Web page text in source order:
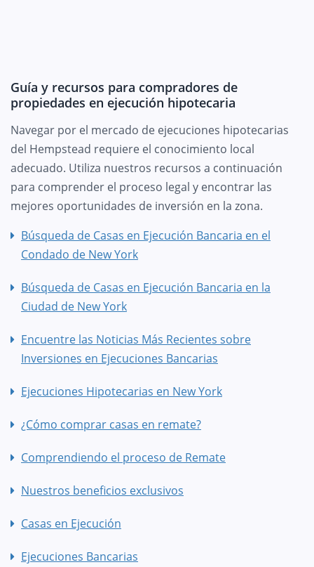
Guía y recursos para compradores de
propiedades en ejecución hipotecaria
Navegar por el mercado de ejecuciones hipotecarias
del Hempstead requiere el conocimiento local
adecuado. Utiliza nuestros recursos a continuación
para comprender el proceso legal y encontrar las
mejores oportunidades de inversión en la zona.
Búsqueda de Casas en Ejecución Bancaria en el
Condado de New York
Búsqueda de Casas en Ejecución Bancaria en la
Ciudad de New York
Encuentre las Noticias Más Recientes sobre
Inversiones en Ejecuciones Bancarias
Ejecuciones Hipotecarias en New York
¿Cómo comprar casas en remate?
Comprendiendo el proceso de Remate
Nuestros beneficios exclusivos
Casas en Ejecución
Ejecuciones Bancarias